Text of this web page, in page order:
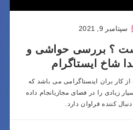
سپتامبر 9, 2021
؟ بررسی حواشی و
شاخ ایستاگرام
کار بران اینستاگرامی می باشد که
زیادی را در فضای مجازیانجام داده
کننده فراوان دارد.